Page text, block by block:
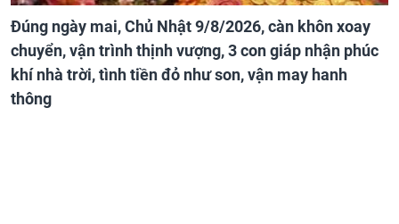
Đúng ngày mai, Chủ Nhật 9/8/2026, càn khôn xoay
chuyển, vận trình thịnh vượng, 3 con giáp nhận phúc
khí nhà trời, tình tiền đỏ như son, vận may hanh
thông